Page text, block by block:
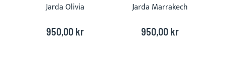
Jarda Olivia
950,00 kr
Jarda Marrakech
950,00 kr